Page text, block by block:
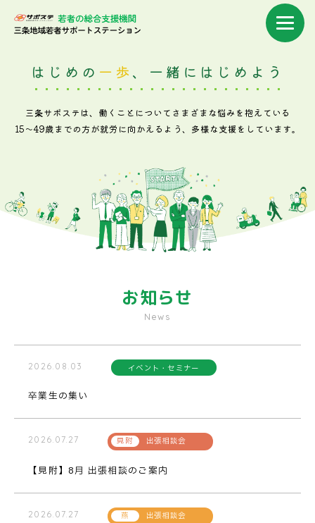
はじめの 一歩 、一緒にはじめよう
三条サポステは、働くことについてさまざまな悩みを抱えている
15～49歳までの方が就労に向かえるよう、多様な支援をしています。
お知らせ
News
2026.08.03 イベント・セミナー
卒業生の集い
2026.07.27 出張相談会
【見附】8月 出張相談のご案内
2026.07.27 出張相談会